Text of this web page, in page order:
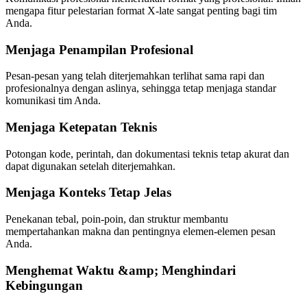
mengapa fitur pelestarian format X-late sangat penting bagi tim
Anda.
Menjaga Penampilan Profesional
Pesan-pesan yang telah diterjemahkan terlihat sama rapi dan
profesionalnya dengan aslinya, sehingga tetap menjaga standar
komunikasi tim Anda.
Menjaga Ketepatan Teknis
Potongan kode, perintah, dan dokumentasi teknis tetap akurat dan
dapat digunakan setelah diterjemahkan.
Menjaga Konteks Tetap Jelas
Penekanan tebal, poin-poin, dan struktur membantu
mempertahankan makna dan pentingnya elemen-elemen pesan
Anda.
Menghemat Waktu &amp; Menghindari
Kebingungan